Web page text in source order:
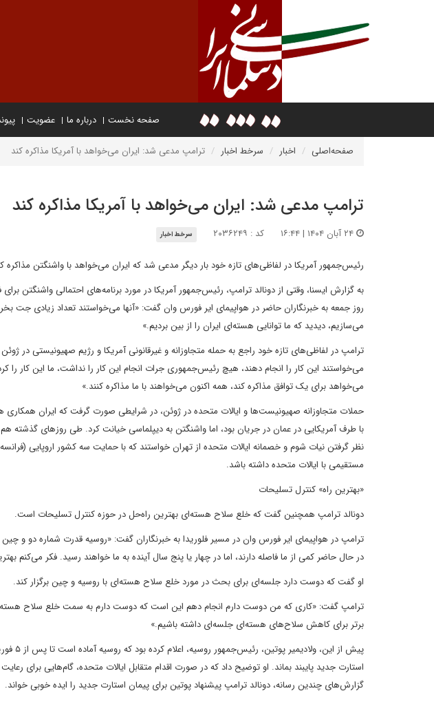
صفحه نخست درباره ما عضویت
صفحه‌اصلی اخبار سرخط اخبار ترامپ مدعی شد: ایران می‌خواهد با آمریکا مذاکره کند
ترامپ مدعی شد: ایران می‌خواهد با آمریکا مذاکره کند
کد : ۲۰۳۶۲۴۹ سرخط اخبار
رئیس‌جمهور آمریکا در لفاظی‌های تازه خود بار دیگر مدعی شد که ایران می‌خواهد با واشنگتن مذاکره
روز جمعه به خبرنگاران حاضر در هواپیمای ایر فورس وان گفت: «آنها می‌خواستند تعداد زیادی جت
می‌سازیم، دیدید که ما توانایی هسته‌ای ایران را از بین بردیم.»
می‌خواستند این کار را انجام دهند، هیچ رئیس‌جمهوری جرات انجام این کار را نداشت، ما این کار را
می‌خواهد برای یک توافق مذاکره کند، همه اکنون می‌خواهند با ما مذاکره کنند.»
حملات متجاوزانه صهیونیست‌ها و ایالات متحده در ژوئن، در شرایطی صورت گرفت که ایران همکاری
نظر گرفتن نیات شوم و خصمانه ایالات متحده از تهران خواستند که با حمایت سه کشور اروپایی
مستقیمی با ایالات متحده داشته باشد.
«بهترین راه» کنترل تسلیحات
دونالد ترامپ همچنین گفت که خلع سلاح هسته‌ای بهترین راه‌حل در حوزه کنترل تسلیحات است.
ترامپ در هواپیمای ایر فورس وان در مسیر فلوریدا به خبرنگاران گفت: «روسیه قدرت شماره دو و
در حال حاضر کمی از ما فاصله دارند، اما در چهار یا پنج سال آینده به ما خواهند رسید. فکر می‌کنم
او گفت که دوست دارد جلسه‌ای برای بحث در مورد خلع سلاح هسته‌ای با روسیه و چین برگزار کند.
ترامپ گفت: «کاری که من دوست دارم انجام دهم این است که دوست دارم به سمت خلع سلاح
برتر برای کاهش سلاح‌های هسته‌ای جلسه‌ای داشته باشیم.»
استارت جدید پایبند بماند. او توضیح داد که در صورت اقدام متقابل ایالات متحده، گام‌هایی برای
گزارش‌های چندین رسانه، دونالد ترامپ پیشنهاد پوتین برای پیمان استارت جدید را ایده خوبی خواند.